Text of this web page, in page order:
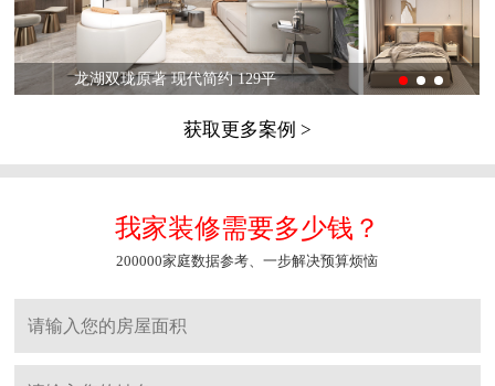
龙湖双珑原著 现代简约 129平
获取更多案例 >
我家装修需要多少钱？
200000家庭数据参考、一步解决预算烦恼